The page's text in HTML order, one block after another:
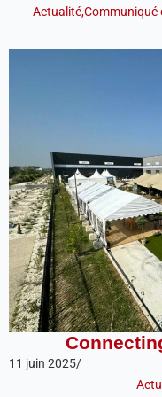
Actualité,Communiqué
11 juin 2025/